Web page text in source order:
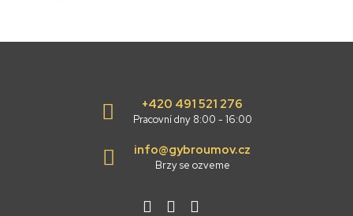
+420 491 521 276
Pracovní dny 8:00 - 16:00
info@gybroumov.cz
Brzy se ozveme